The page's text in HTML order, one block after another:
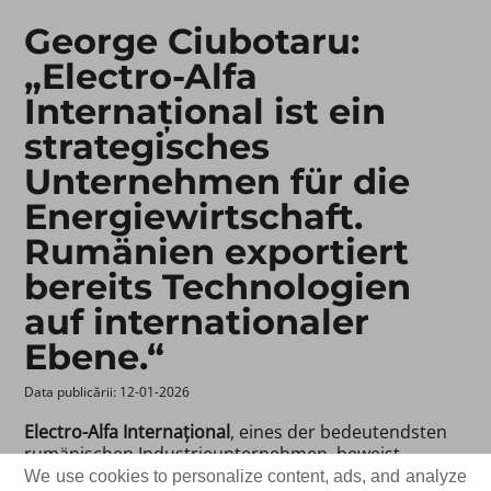
We use cookies to personalize content, ads, and analyze
George Ciubotaru:
„Electro-Alfa
Internațional ist ein
strategisches
Unternehmen für die
Energiewirtschaft.
Rumänien exportiert
bereits Technologien
auf internationaler
Ebene.“
Data publicării: 12-01-2026 ​
Electro-Alfa Internațional, eines der bedeutendsten
rumänischen Industrieunternehmen, beweist
weiterhin, dass die lokale Industrie auf europäischer